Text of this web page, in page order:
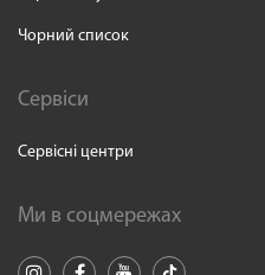
Чорний список
Сервіси
Сервісні центри
Ми в соцмережах